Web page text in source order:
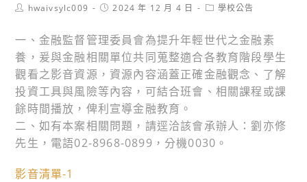
Posthwaivsylc009
Post2024 年 12 月 4 日
Post學校公告
一、金融監督管理委員會為提升年輕世代之金融素
養，爰與金融相關單位共同蒐整適合各教育階段學生
觀看之影音資源，資源內容涵蓋正確金融觀念、了解
投資工具與風險等內容，可結合班會、相關課程或課
餘時間播放，俾利宣導金融教育。
二、如有本案相關問題，請逕洽該會承辦人：劉亦修
先生，電語02-8968-0899，分機0030。
影音清單-1